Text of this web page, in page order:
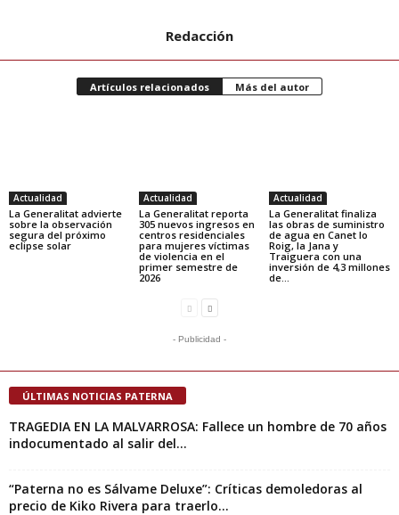
Redacción
Artículos relacionados Más del autor
Actualidad
La Generalitat advierte
sobre la observación
segura del próximo
eclipse solar
Actualidad
La Generalitat reporta
305 nuevos ingresos en
centros residenciales
para mujeres víctimas
de violencia en el
primer semestre de
2026
Actualidad
La Generalitat finaliza
las obras de suministro
de agua en Canet lo
Roig, la Jana y
Traiguera con una
inversión de 4,3 millones
de...
- Publicidad -
ÚLTIMAS NOTICIAS PATERNA
TRAGEDIA EN LA MALVARROSA: Fallece un hombre de 70 años
indocumentado al salir del...
“Paterna no es Sálvame Deluxe”: Críticas demoledoras al
precio de Kiko Rivera para traerlo...